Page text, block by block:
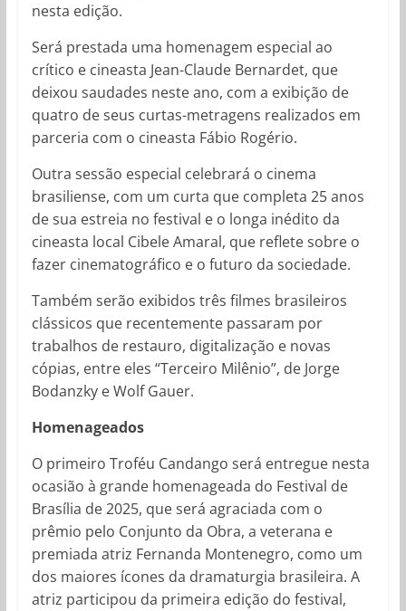
nesta edição.
Será prestada uma homenagem especial ao
crítico e cineasta Jean-Claude Bernardet, que
deixou saudades neste ano, com a exibição de
quatro de seus curtas-metragens realizados em
parceria com o cineasta Fábio Rogério.
Outra sessão especial celebrará o cinema
brasiliense, com um curta que completa 25 anos
de sua estreia no festival e o longa inédito da
cineasta local Cibele Amaral, que reflete sobre o
fazer cinematográfico e o futuro da sociedade.
Também serão exibidos três filmes brasileiros
clássicos que recentemente passaram por
trabalhos de restauro, digitalização e novas
cópias, entre eles “Terceiro Milênio”, de Jorge
Bodanzky e Wolf Gauer.
Homenageados
O primeiro Troféu Candango será entregue nesta
ocasião à grande homenageada do Festival de
Brasília de 2025, que será agraciada com o
prêmio pelo Conjunto da Obra, a veterana e
premiada atriz Fernanda Montenegro, como um
dos maiores ícones da dramaturgia brasileira. A
atriz participou da primeira edição do festival,